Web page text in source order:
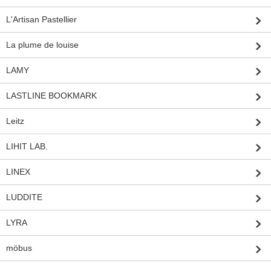
L'Artisan Pastellier
La plume de louise
LAMY
LASTLINE BOOKMARK
Leitz
LIHIT LAB.
LINEX
LUDDITE
LYRA
möbus